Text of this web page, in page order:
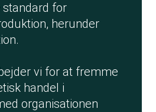
for
herunder
vi for at fremme
handel i
organisationen